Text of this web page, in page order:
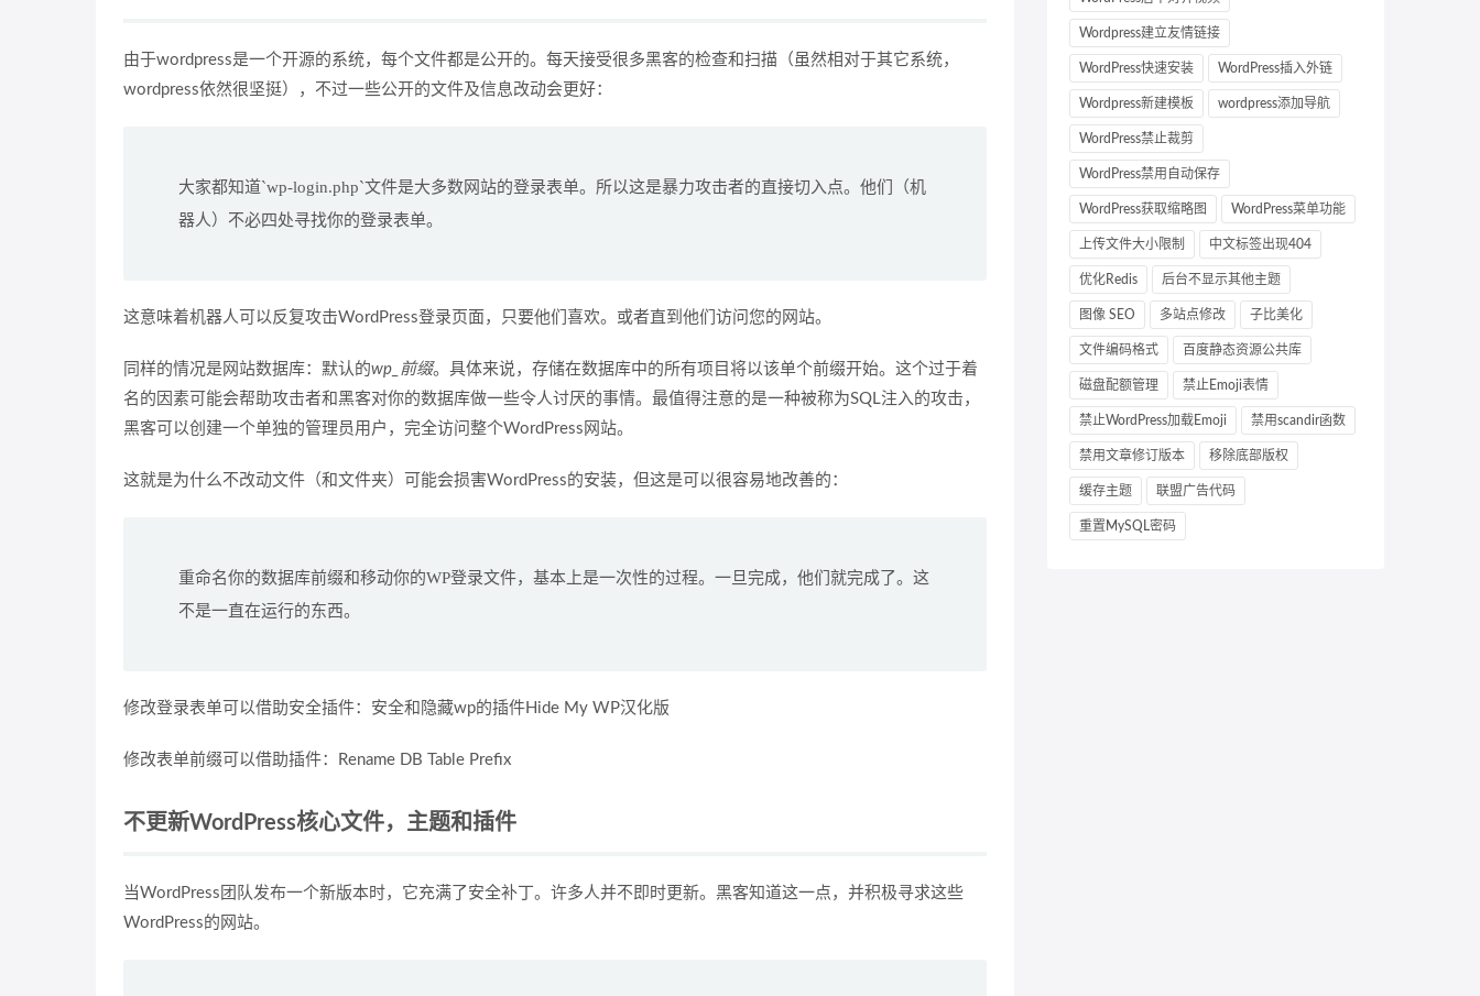
由于wordpress是一个开源的系统，每个文件都是公开的。每天接受很多黑客的检查和扫描（虽然相对于其它系统，
wordpress依然很坚挺），不过一些公开的文件及信息改动会更好：
大家都知道`wp-login.php`文件是大多数网站的登录表单。所以这是暴力攻击者的直接切入点。他们（机
器人）不必四处寻找你的登录表单。
这意味着机器人可以反复攻击WordPress登录页面，只要他们喜欢。或者直到他们访问您的网站。
同样的情况是网站数据库：默认的wp_前缀。具体来说，存储在数据库中的所有项目将以该单个前缀开始。这个过于着
名的因素可能会帮助攻击者和黑客对你的数据库做一些令人讨厌的事情。最值得注意的是一种被称为SQL注入的攻击，
黑客可以创建一个单独的管理员用户，完全访问整个WordPress网站。
这就是为什么不改动文件（和文件夹）可能会损害WordPress的安装，但这是可以很容易地改善的：
重命名你的数据库前缀和移动你的WP登录文件，基本上是一次性的过程。一旦完成，他们就完成了。这
不是一直在运行的东西。
修改登录表单可以借助安全插件：安全和隐藏wp的插件Hide My WP汉化版
修改表单前缀可以借助插件：Rename DB Table Prefix
不更新WordPress核心文件，主题和插件
当WordPress团队发布一个新版本时，它充满了安全补丁。许多人并不即时更新。黑客知道这一点，并积极寻求这些
WordPress的网站。
Wordpress建立友情链接
WordPress快速安装 WordPress插入外链
Wordpress新建模板 wordpress添加导航
WordPress禁止裁剪
WordPress禁用自动保存
WordPress获取缩略图 WordPress菜单功能
上传文件大小限制 中文标签出现404
优化Redis 后台不显示其他主题
图像 SEO 多站点修改 子比美化
文件编码格式 百度静态资源公共库
磁盘配额管理 禁止Emoji表情
禁止WordPress加载Emoji 禁用scandir函数
禁用文章修订版本 移除底部版权
缓存主题 联盟广告代码
重置MySQL密码